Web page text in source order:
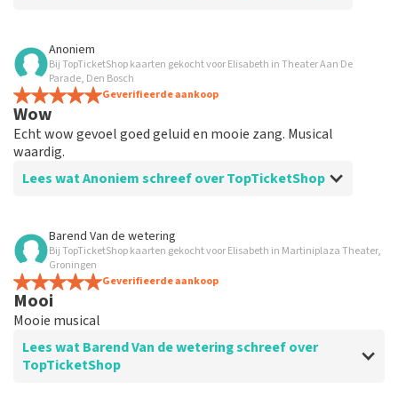
Beoordeling van Anoniem over
Goed
Anoniem
Bij TopTicketShop kaarten gekocht voor Elisabeth in Theater Aan De
Parade, Den Bosch
Geverifieerde aankoop
Wow
Echt wow gevoel goed geluid en mooie zang. Musical
waardig.
Lees wat Anoniem schreef over TopTicketShop
Beoordeling van Anoniem over
Goed
Goed
Barend Van de wetering
Bij TopTicketShop kaarten gekocht voor Elisabeth in Martiniplaza Theater,
Groningen
Geverifieerde aankoop
Mooi
Mooie musical
Lees wat Barend Van de wetering schreef over
TopTicketShop